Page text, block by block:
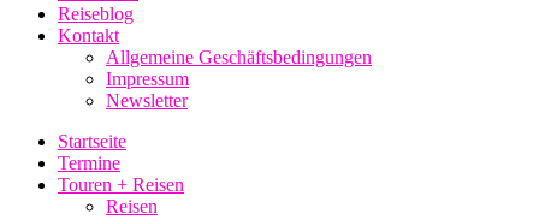
Reiseblog
Kontakt
Allgemeine Geschäftsbedingungen
Impressum
Newsletter
Startseite
Termine
Touren + Reisen
Reisen